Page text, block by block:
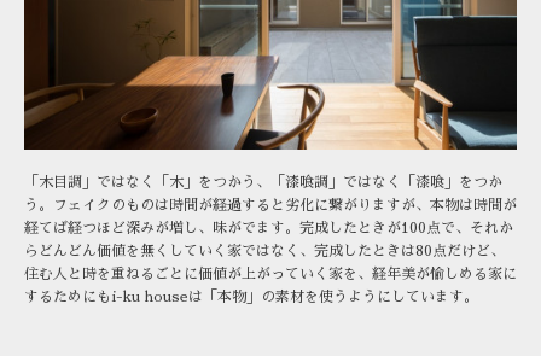
「木目調」ではなく「木」をつかう、「漆喰調」ではなく「漆喰」をつか
う。フェイクのものは時間が経過すると劣化に繋がりますが、本物は時間が
経てば経つほど深みが増し、味がでます。完成したときが100点で、それか
らどんどん価値を無くしていく家ではなく、完成したときは80点だけど、
住む人と時を重ねるごとに価値が上がっていく家を、経年美が愉しめる家に
するためにもi-ku houseは「本物」の素材を使うようにしています。